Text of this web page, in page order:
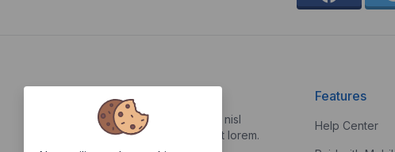
About Us
Vestibulum quis risus sed nisl
pellentesque aliquet et et lorem.
Features
Help Center